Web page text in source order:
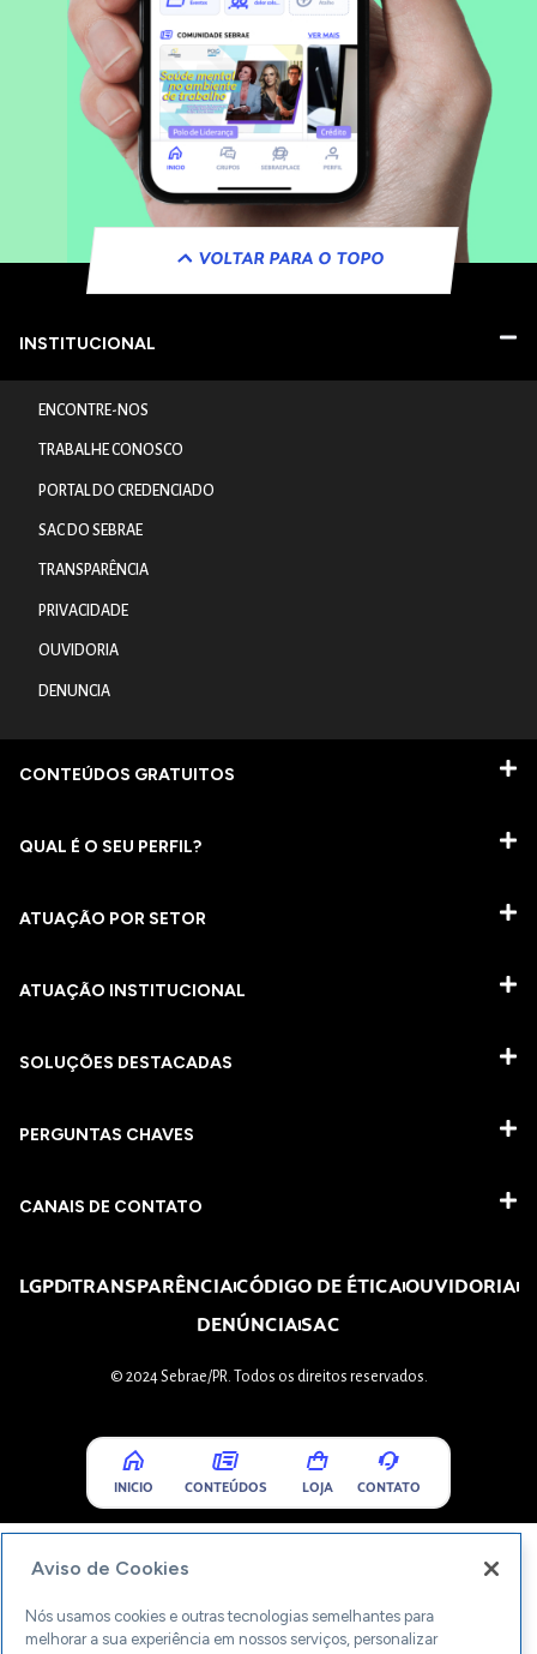
VOLTAR PARA O TOPO
INSTITUCIONAL
ENCONTRE-NOS
TRABALHE CONOSCO
PORTAL DO CREDENCIADO
SAC DO SEBRAE
TRANSPARÊNCIA
PRIVACIDADE
OUVIDORIA
DENUNCIA
CONTEÚDOS GRATUITOS
QUAL É O SEU PERFIL?
ATUAÇÃO POR SETOR
ATUAÇÃO INSTITUCIONAL
SOLUÇÕES DESTACADAS
PERGUNTAS CHAVES​
CANAIS DE CONTATO
LGPDTRANSPARÊNCIACÓDIGO DE ÉTICAOUVIDORIA
DENÚNCIASAC
© 2024 Sebrae/PR. Todos os direitos reservados.
INICIO CONTEÚDOS LOJA CONTATO
Aviso de Cookies
Nós usamos cookies e outras tecnologias semelhantes para
melhorar a sua experiência em nossos serviços, personalizar